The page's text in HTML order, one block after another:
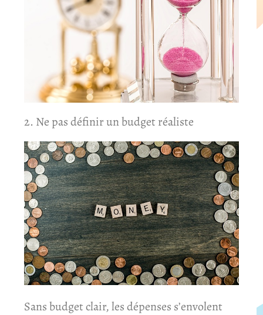
2. Ne pas définir un budget réaliste
Sans budget clair, les dépenses s’envolent